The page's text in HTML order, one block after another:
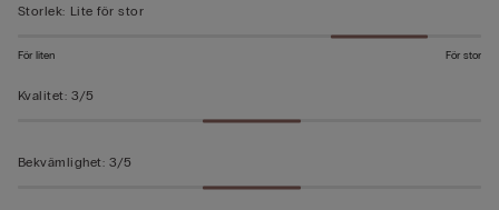
Storlek: Lite för stor
För liten För stor
Kvalitet: 3/5
Bekvämlighet: 3/5